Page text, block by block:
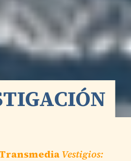
Vestigios: